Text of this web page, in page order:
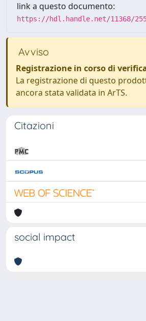
link a questo documento:
https://hdl.handle.net/11368/
Avviso
Registrazione in corso di
La registrazione di questo
ancora stata validata in ArTS.
Citazioni
social impact